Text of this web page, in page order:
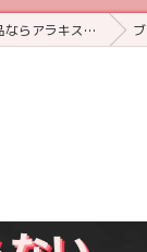
野球のグランド整備用品ならアラキスポーツ ブログ